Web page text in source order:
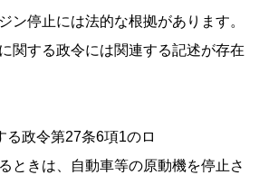
ン停止には法的な根拠があります。
関する政令には関連する記述が存在
る政令第27条6項1のロ
ときは、自動車等の原動機を停止さ